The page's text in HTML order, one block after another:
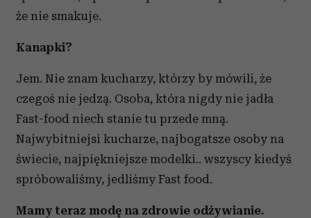
że nie smakuje.
Kanapki?
Jem. Nie znam kucharzy, którzy by mówili, że
czegoś nie jedzą. Osoba, która nigdy nie jadła
Fast-food niech stanie tu przede mną.
Najwybitniejsi kucharze, najbogatsze osoby na
świecie, najpiękniejsze modelki.. wszyscy kiedyś
spróbowaliśmy, jedliśmy Fast food.
Mamy teraz modę na zdrowie odżywianie.